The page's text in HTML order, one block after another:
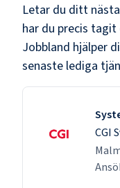
Letar du ditt
har du precis tagit
Jobbland hjälper
senaste lediga
CGI